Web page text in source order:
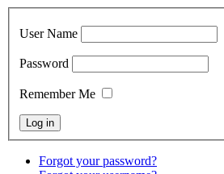
User Name
Password
Remember Me
Forgot your password?